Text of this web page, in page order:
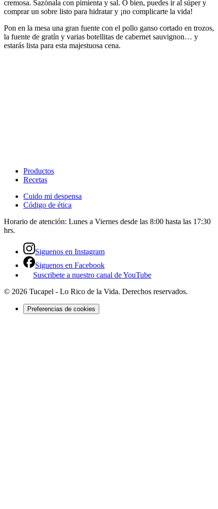
cremosa. Sazónala con pimienta y sal. O bien, puedes ir al súper y
comprar un sobre listo para hidratar y ¡no complicarte la vida!​​​​‌ ‍ ​‍​‍‌‍ ‌ ​‍‌‍‍‌‌‍‌ ‌‍‍‌‌‍ ‍​‍​‍​ ‍‍​‍​‍‌ ​ ‌‍​‌‌‍ ‍‌‍‍‌‌ ‌​‌ ‍‌​‍ ‍‌‍‍‌‌‍ ​‍​‍​‍ ​​‍​‍‌‍‍​‌ ​‍‌‍‌‌‌‍‌‍​‍​‍​ ‍‍​‍​‍‌‍‍​‌ ‌​‌ ‌​‌ ​​‌ ​ ​ ‍‍​‍ ​‍ ‌ ‌​‌ ‌‌‌‍​ ‌‍​‌‌ ​​‌‍‌‌‌‍ ​​‍ ‍‌ ​ ‌‍​‌‌‍ ‍‌‍‍‌‌ ‌​‌ ‍‌​‍ ‍‌ ​ ‌ ‌​‌ ‌‌‌‍‌​‌‍‍‌‌‍ ​‍ ‌‍‍‌‌‍ ‍‌ ‌​‌‍‌‌‌‍ ‍‌ ‌​​‍ ‌‍‌‌‌‍‌​‌‍‍‌‌ ‌​​‍ ‌‍ ‌‌‍ ‌‍‌​‌‍‌‌​ ‌‌ ​​‌ ​‍‌‍‌‌‌ ​ ‌‍‌‌‌‍ ‍‌ ‌​‌‍​‌‌ ‌​‌‍‍‌‌‍ ‌‍ ‍​ ‍ ‌‍‍‌‌‍‌​​ ‌‌ ​‍‌‍‌‌‌‍​ ‌‍‍‌‌ ​​‌‍‌‌​‍ ‌​ ‌ ​ ‌ ​ ‌‍​ ‍​​ ‍ ‌ ‌​‌ ‍‌‌ ​​‌‍‌‌​ ‌‌ ​‍‌‍‌‌‌‍​ ‌‍‍‌‌ ​​‌‍‌‌​ ‍ ‌ ​​‌‍​‌‌ ‌​‌‍‍​​ ‌‌‍‍‌‌‍ ‍‌ ​ ‌ ‌​‌ ​‍‌ ‌‌‌‍​ ‌ ‌​‌‍‍‌‌‍ ‌‍ ‍‌ ​ ​‍‌‌​ ‌‌‌​​‍‌‌ ‌‍‍ ‌‍‌‌‌ ‍‌​‍‌‌​ ​ ‌​‌​​‍‌‌​ ​ ‌​‌​​‍‌‌​ ​‍​ ​‍‌‍​‍​ ​‌​ ‌‌​ ‌‌‌‍​‍​ ​​​ ​ ‌‍‌​‌‍​‍​ ​​‌‍‌‍​ ‍‌​‍‌‌​ ​‍​ ​‍​‍‌‌​ ‌‌‌​‌​​‍ ‍‌‍​ ‌‍‍​‌‍‍‌‌‍ ​‌‍‌​‌ ​‍‌‍‌‌‌‍ ‍​‍‌‌​ ‌‌‌​​‍‌‌ ‌‍‍ ‌‍‌‌‌ ‍‌​‍‌‌​ ​ ‌​‌​​‍‌‌​ ​ ‌​‌​​‍‌‌​ ​‍​ ​‍‌‍​‌​ ​‌​ ‍‌​ ‍​‌‍‌‍​ ​‌‌‍‌​​ ​‌‌‍‌‍​ ‍‌​ ​​​ ‍‌​‍‌‌​ ​‍​ ​‍​‍‌‌​ ‌‌‌​‌​​‍ ‍‌ ‌​‌‍‌‌‌ ‍​‌ ‌​​ ‌‍​‍‌‍​‌‌ ​ ‌‍‌‌‌‌‌‌‌ ​‍‌‍ ​​ ‌‌‍‍​‌ ‌​‌ ‌​‌ ​​‌ ​ ​‍‌‌​ ​ ‌​​‌​‍‌‌​ ​‍‌​‌‍​‍‌‌​ ​‍‌​‌‍‌ ‌​‌ ‌‌‌‍​ ‌‍​‌‌ ​​‌‍‌‌‌‍ ​​‍ ‍‌ ​ ‌‍​‌‌‍ ‍‌‍‍‌‌ ‌​‌ ‍‌​‍ ‍‌ ​ ‌ ‌​‌ ‌‌‌‍‌​‌‍‍‌‌‍ ​‍‌‍‌‍‍‌‌‍‌​​ ‌‌ ​‍‌‍‌‌‌‍​ ‌‍‍‌‌ ​​‌‍‌‌​‍ ‌​ ‌ ​ ‌ ​ ‌‍​ ‍​​‍‌‍‌ ‌​‌ ‍‌‌ ​​‌‍‌‌​ ‌‌ ​‍‌‍‌‌‌‍​ ‌‍‍‌‌ ​​‌‍‌‌​‍‌‍‌ ​​‌‍​‌‌ ‌​‌‍‍​​ ‌‌‍‍‌‌‍ ‍‌ ​ ‌ ‌​‌ ​‍‌ ‌‌‌‍​ ‌ ‌​‌‍‍‌‌‍ ‌‍ ‍‌ ​ ​‍‌‌​ ‌‌‌​​‍‌‌ ‌‍‍ ‌‍‌‌‌ ‍‌​‍‌‌​ ​ ‌​‌​​‍‌‌​ ​ ‌​‌​​‍‌‌​ ​‍​ ​‍‌‍​‍​ ​‌​ ‌‌​ ‌‌‌‍​‍​ ​​​ ​ ‌‍‌​‌‍​‍​ ​​‌‍‌‍​ ‍‌​‍‌‌​ ​‍​ ​‍​‍‌‌​ ‌‌‌​‌​​‍ ‍‌‍​ ‌‍‍​‌‍‍‌‌‍ ​‌‍‌​‌ ​‍‌‍‌‌‌‍ ‍​‍‌‌​ ‌‌‌​​‍‌‌ ‌‍‍ ‌‍‌‌‌ ‍‌​‍‌‌​ ​ ‌​‌​​‍‌‌​ ​ ‌​‌​​‍‌‌​ ​‍​ ​‍‌‍​‌​ ​‌​ ‍‌​ ‍​‌‍‌‍​ ​‌‌‍‌​​ ​‌‌‍‌‍​ ‍‌​ ​​​ ‍‌​‍‌‌​ ​‍​ ​‍​‍‌‌​ ‌‌‌​‌​​‍ ‍‌ ‌​‌‍‌‌‌ ‍​‌ ‌​​‍‌‍‌ ​​‌‍‌‌‌ ​‍‌ ​ ‌ ​​‌‍‌‌‌‍​ ‌ ‌​‌‍‍‌‌ ‌‍‌‍‌‌​ ‌‌ ​​‌ ‌‌‌‍​‍‌‍ ​‌‍‍‌‌ ​ ‌‍‍​‌‍‌‌‌‍‌​​‍​‍‌ ‌
Pon en la mesa una gran fuente con el pollo ganso cortado en trozos,
la fuente de gratín y varias botellitas de cabernet sauvignon… y
estarás lista para esta majestuosa cena.​​​​‌ ‍ ​‍​‍‌‍ ‌ ​‍‌‍‍‌‌‍‌ ‌‍‍‌‌‍ ‍​‍​‍​ ‍‍​‍​‍‌ ​ ‌‍​‌‌‍ ‍‌‍‍‌‌ ‌​‌ ‍‌​‍ ‍‌‍‍‌‌‍ ​‍​‍​‍ ​​‍​‍‌‍‍​‌ ​‍‌‍‌‌‌‍‌‍​‍​‍​ ‍‍​‍​‍‌‍‍​‌ ‌​‌ ‌​‌ ​​‌ ​ ​ ‍‍​‍ ​‍ ‌ ‌​‌ ‌‌‌‍​ ‌‍​‌‌ ​​‌‍‌‌‌‍ ​​‍ ‍‌ ​ ‌‍​‌‌‍ ‍‌‍‍‌‌ ‌​‌ ‍‌​‍ ‍‌ ​ ‌ ‌​‌ ‌‌‌‍‌​‌‍‍‌‌‍ ​‍ ‌‍‍‌‌‍ ‍‌ ‌​‌‍‌‌‌‍ ‍‌ ‌​​‍ ‌‍‌‌‌‍‌​‌‍‍‌‌ ‌​​‍ ‌‍ ‌‌‍ ‌‍‌​‌‍‌‌​ ‌‌ ​​‌ ​‍‌‍‌‌‌ ​ ‌‍‌‌‌‍ ‍‌ ‌​‌‍​‌‌ ‌​‌‍‍‌‌‍ ‌‍ ‍​ ‍ ‌‍‍‌‌‍‌​​ ‌‌ ​‍‌‍‌‌‌‍​ ‌‍‍‌‌ ​​‌‍‌‌​‍ ‌​ ‌ ​ ‌ ​ ‌‍​ ‍​​ ‍ ‌ ‌​‌ ‍‌‌ ​​‌‍‌‌​ ‌‌ ​‍‌‍‌‌‌‍​ ‌‍‍‌‌ ​​‌‍‌‌​ ‍ ‌ ​​‌‍​‌‌ ‌​‌‍‍​​ ‌‌‍‍‌‌‍ ‍‌ ​ ‌ ‌​‌ ​‍‌ ‌‌‌‍​ ‌ ‌​‌‍‍‌‌‍ ‌‍ ‍‌ ​ ​‍‌‌​ ‌‌‌​​‍‌‌ ‌‍‍ ‌‍‌‌‌ ‍‌​‍‌‌​ ​ ‌​‌​​‍‌‌​ ​ ‌​‌​​‍‌‌​ ​‍​ ​‍​ ​ ‌‍‌​​ ​‍‌‍​ ‌‍‌‍‌‍​‍‌‍​ ‌‍​ ​ ‍‌​ ‍‌​ ​‍‌‍‌​​‍‌‌​ ​‍​ ​‍​‍‌‌​ ‌‌‌​‌​​‍ ‍‌‍​ ‌‍‍​‌‍‍‌‌‍ ​‌‍‌​‌ ​‍‌‍‌‌‌‍ ‍​‍‌‌​ ‌‌‌​​‍‌‌ ‌‍‍ ‌‍‌‌‌ ‍‌​‍‌‌​ ​ ‌​‌​​‍‌‌​ ​ ‌​‌​​‍‌‌​ ​‍​ ​‍​ ​​​ ‌‍‌‍​‌‌‍​‍​ ‍‌​ ‌‍​ ‌ ​ ‌‍​ ‍​​ ​​​ ​‌​ ​ ​‍‌‌​ ​‍​ ​‍​‍‌‌​ ‌‌‌​‌​​‍ ‍‌ ‌​‌‍‌‌‌ ‍​‌ ‌​​ ‌‍​‍‌‍​‌‌ ​ ‌‍‌‌‌‌‌‌‌ ​‍‌‍ ​​ ‌‌‍‍​‌ ‌​‌ ‌​‌ ​​‌ ​ ​‍‌‌​ ​ ‌​​‌​‍‌‌​ ​‍‌​‌‍​‍‌‌​ ​‍‌​‌‍‌ ‌​‌ ‌‌‌‍​ ‌‍​‌‌ ​​‌‍‌‌‌‍ ​​‍ ‍‌ ​ ‌‍​‌‌‍ ‍‌‍‍‌‌ ‌​‌ ‍‌​‍ ‍‌ ​ ‌ ‌​‌ ‌‌‌‍‌​‌‍‍‌‌‍ ​‍‌‍‌‍‍‌‌‍‌​​ ‌‌ ​‍‌‍‌‌‌‍​ ‌‍‍‌‌ ​​‌‍‌‌​‍ ‌​ ‌ ​ ‌ ​ ‌‍​ ‍​​‍‌‍‌ ‌​‌ ‍‌‌ ​​‌‍‌‌​ ‌‌ ​‍‌‍‌‌‌‍​ ‌‍‍‌‌ ​​‌‍‌‌​‍‌‍‌ ​​‌‍​‌‌ ‌​‌‍‍​​ ‌‌‍‍‌‌‍ ‍‌ ​ ‌ ‌​‌ ​‍‌ ‌‌‌‍​ ‌ ‌​‌‍‍‌‌‍ ‌‍ ‍‌ ​ ​‍‌‌​ ‌‌‌​​‍‌‌ ‌‍‍ ‌‍‌‌‌ ‍‌​‍‌‌​ ​ ‌​‌​​‍‌‌​ ​ ‌​‌​​‍‌‌​ ​‍​ ​‍​ ​ ‌‍‌​​ ​‍‌‍​ ‌‍‌‍‌‍​‍‌‍​ ‌‍​ ​ ‍‌​ ‍‌​ ​‍‌‍‌​​‍‌‌​ ​‍​ ​‍​‍‌‌​ ‌‌‌​‌​​‍ ‍‌‍​ ‌‍‍​‌‍‍‌‌‍ ​‌‍‌​‌ ​‍‌‍‌‌‌‍ ‍​‍‌‌​ ‌‌‌​​‍‌‌ ‌‍‍ ‌‍‌‌‌ ‍‌​‍‌‌​ ​ ‌​‌​​‍‌‌​ ​ ‌​‌​​‍‌‌​ ​‍​ ​‍​ ​​​ ‌‍‌‍​‌‌‍​‍​ ‍‌​ ‌‍​ ‌ ​ ‌‍​ ‍​​ ​​​ ​‌​ ​ ​‍‌‌​ ​‍​ ​‍​‍‌‌​ ‌‌‌​‌​​‍ ‍‌ ‌​‌‍‌‌‌ ‍​‌ ‌​​‍‌‍‌ ​​‌‍‌‌‌ ​‍‌ ​ ‌ ​​‌‍‌‌‌‍​ ‌ ‌​‌‍‍‌‌ ‌‍‌‍‌‌​ ‌‌ ​​‌ ‌‌‌‍​‍‌‍ ​‌‍‍‌‌ ​ ‌‍‍​‌‍‌‌‌‍‌​​‍​‍‌ ‌
Productos
Recetas
Cuido mi despensa
Código de ética
Horario de atención: Lunes a Viernes desde las 8:00 hasta las 17:30
hrs.
Siguenos en Instagram
Siguenos en Facebook
Suscribete a nuestro canal de YouTube
© 2026 Tucapel - Lo Rico de la Vida. Derechos reservados.
Preferencias de cookies